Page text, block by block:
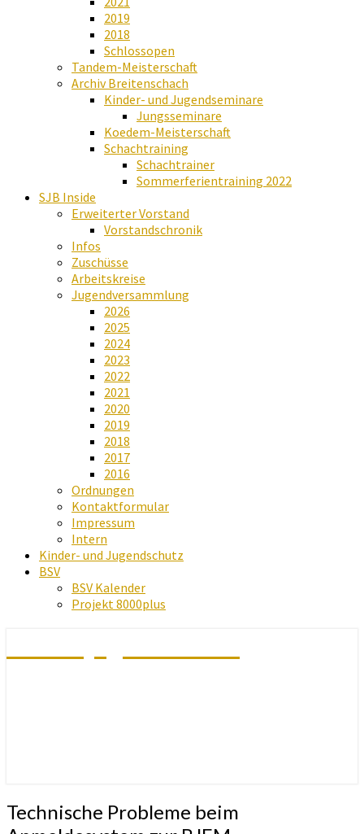
2019
2018
Schlossopen
Tandem-Meisterschaft
Archiv Breitenschach
Kinder- und Jugendseminare
Jungsseminare
Koedem-Meisterschaft
Schachtraining
Schachtrainer
Sommerferientraining 2022
SJB Inside
Erweiterter Vorstand
Vorstandschronik
Infos
Zuschüsse
Arbeitskreise
Jugendversammlung
2026
2025
2024
2023
2022
2021
2020
2019
2018
2017
2016
Ordnungen
Kontaktformular
Impressum
Intern
Kinder- und Jugendschutz
BSV
BSV Kalender
Projekt 8000plus
Technische
Probleme
Technische Probleme beim